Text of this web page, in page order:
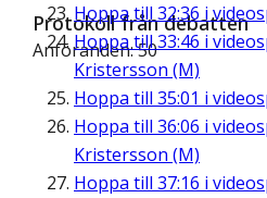
Hoppa till 32:36 i
Hoppa till33:46 i
Kristersson (M)
Hoppa till 35:01 i
Hoppa till 36:06 i
Kristersson (M)
Hoppa till 37:16 i
Protokoll från debatten
Anföranden: 50